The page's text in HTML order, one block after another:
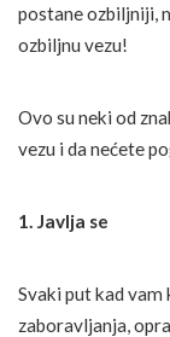
postane ozbiljniji,
ozbiljnu vezu!
Ovo su neki od
vezu i da nećete
1. Javlja se
Svaki put kad vam
zaboravljanja,